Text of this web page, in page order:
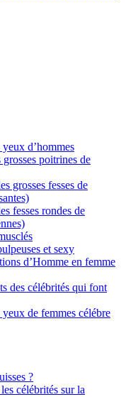
d’hommes
poitrines de
grosses fesses de
fesses rondes de
et sexy
d’Homme en femme
des célébrités qui font
de femmes célébre
?
célébrités sur la